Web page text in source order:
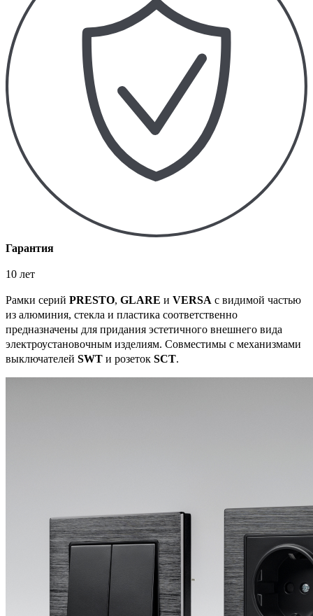
Гарантия
10 лет
Рамки серий PRESTO, GLARE и VERSA с видимой частью
из алюминия, стекла и пластика соответственно
предназначены для придания эстетичного внешнего вида
электроустановочным изделиям. Совместимы с механизмами
выключателей SWT и розеток SCT.